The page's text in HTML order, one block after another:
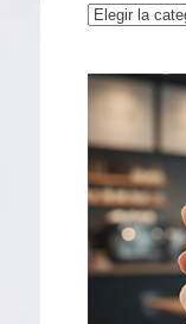
Categorías